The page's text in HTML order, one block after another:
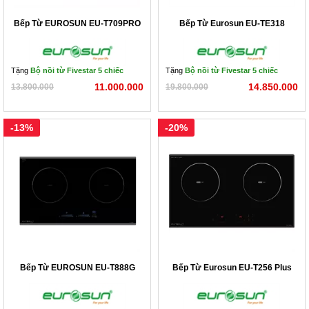
Thân Bếp Được Làm Bằng Thép Không Gỉ Bền Bỉ
- Mâm từ và các linh kiện bên trong bếp đều được nhập
- Bảng điều khiển cảm ứng dạng trượt Slide riêng biệt cho
từng vùng nấu với 9 cấp độ công suất nhiệt độ khác nhau,
Kích thước khoét đá (RxS) 690 x 410mm
Bảo hành
Bếp Từ EUROSUN EU-T709PRO
Tặng Bộ nồi từ Fivestar 5 chiếc
13.800.000 11.000.000
Bếp Từ Eurosun EU-TE318
Tặng Bộ nồi từ Fivestar 5 chiếc
19.800.000 14.850.000
Bếp Từ EUROSUN EU-T888G
-13%
Bếp Từ Eurosun EU-T256 Plus
-20%